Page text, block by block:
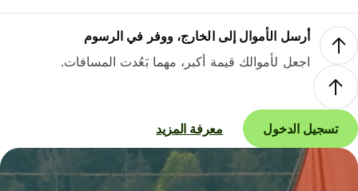
أرسل الأموال إلى الخارج، ووفر في الرسوم
اجعل لأموالك قيمة أكبر، مهما بَعُدت المسافات.
تسجيل الدخول معرفة المزيد